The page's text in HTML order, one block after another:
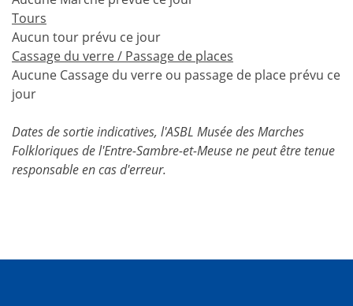
Tours
Aucun tour prévu ce jour
Cassage du verre / Passage de places
Aucune Cassage du verre ou passage de place prévu ce
jour
Dates de sortie indicatives, l'ASBL Musée des Marches
Folkloriques de l'Entre-Sambre-et-Meuse ne peut être tenue
responsable en cas d'erreur.